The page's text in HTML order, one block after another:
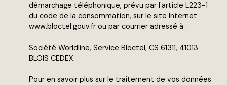
démarchage téléphonique, prévu par l'article L223-1
du code de la consommation, sur le site Internet
www.bloctel.gouv.fr ou par courrier adressé à :
Société Worldline, Service Bloctel, CS 61311, 41013
BLOIS CEDEX.
Pour en savoir plus sur le traitement de vos données